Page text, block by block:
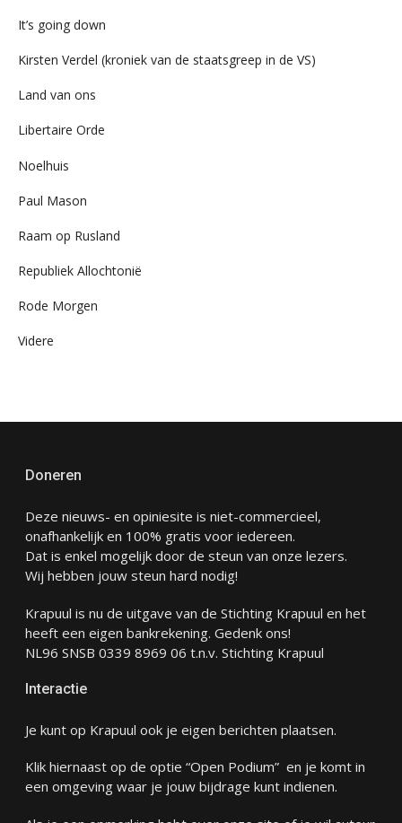
It’s going down
Kirsten Verdel (kroniek van de staatsgreep in de VS)
Land van ons
Libertaire Orde
Noelhuis
Paul Mason
Raam op Rusland
Republiek Allochtonië
Rode Morgen
Videre
Doneren
Deze nieuws- en opiniesite is niet-commercieel,
onafhankelijk en 100% gratis voor iedereen.
Dat is enkel mogelijk door de steun van onze lezers.
Wij hebben jouw steun hard nodig!
Krapuul is nu de uitgave van de Stichting Krapuul en het
heeft een eigen bankrekening. Gedenk ons!
NL96 SNSB 0339 8969 06 t.n.v. Stichting Krapuul
Interactie
Je kunt op Krapuul ook je eigen berichten plaatsen.
Klik hiernaast op de optie “Open Podium” en je komt in
een omgeving waar je jouw bijdrage kunt indienen.